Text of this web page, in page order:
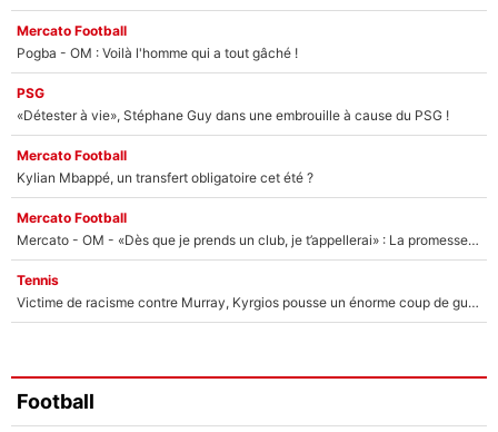
Mercato Football
Pogba - OM : Voilà l'homme qui a tout gâché !
PSG
«Détester à vie», Stéphane Guy dans une embrouille à cause du PSG !
Mercato Football
Kylian Mbappé, un transfert obligatoire cet été ?
Mercato Football
Mercato - OM - «Dès que je prends un club, je t’appellerai» : La promesse de Marcelino au moment de claquer la porte
Tennis
Victime de racisme contre Murray, Kyrgios pousse un énorme coup de gueule !
Football